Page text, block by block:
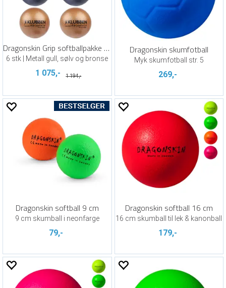
Dragonskin Grip softballpakke 16 cm
6 stk | Metall gull, sølv og bronse
1 075,- 1 194,-
Dragonskin skumfotball
Myk skumfotball str. 5
269,-
Dragonskin softball 9 cm
9 cm skumball i neonfarge
79,-
Dragonskin softball 16 cm
16 cm skumball til lek & kanonball
179,-